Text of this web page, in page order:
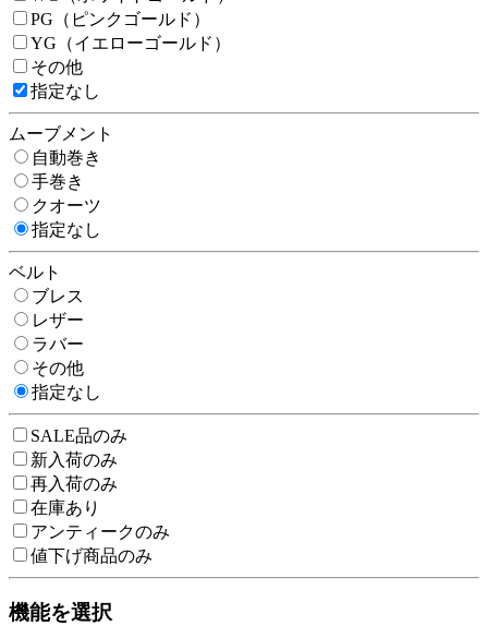
PG（ピンクゴールド）
YG（イエローゴールド）
その他
指定なし
ムーブメント
自動巻き
手巻き
クオーツ
指定なし
ベルト
ブレス
レザー
ラバー
その他
指定なし
SALE品のみ
新入荷のみ
再入荷のみ
在庫あり
アンティークのみ
値下げ商品のみ
機能を選択